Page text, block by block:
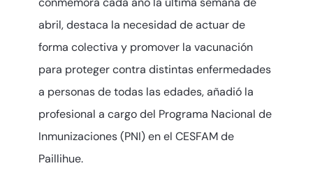
abril, destaca la necesidad de actuar de
forma colectiva y promover la vacunación
para proteger contra distintas enfermedades
a personas de todas las edades, añadió la
profesional a cargo del Programa Nacional de
Inmunizaciones (PNI) en el CESFAM de
Paillihue.